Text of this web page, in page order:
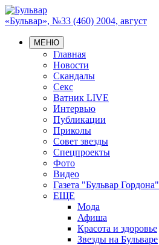
«Бульвар», №33 (460) 2004, август
МЕНЮ
Главная
Новости
Скандалы
Секс
Ватник LIVE
Интервью
Публикации
Приколы
Совет звезды
Спецпроекты
Фото
Видео
Газета "Бульвар Гордона"
ЕЩЕ
Мода
Афиша
Красота и здоровье
Звезды на Бульваре